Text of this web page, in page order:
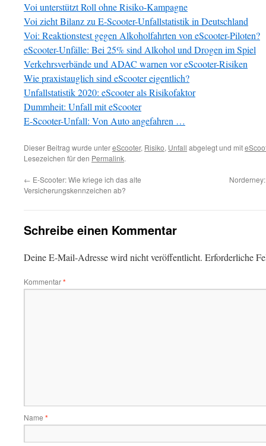
Voi unterstützt Roll ohne Risiko-Kampagne
Voi zieht Bilanz zu E-Scooter-Unfallstatistik in Deutschland
Voi: Reaktionstest gegen Alkoholfahrten von eScooter-Piloten?
eScooter-Unfälle: Bei 25% sind Alkohol und Drogen im Spiel
Verkehrsverbände und ADAC warnen vor eScooter-Risiken
Wie praxistauglich sind eScooter eigentlich?
Unfallstatistik 2020: eScooter als Risikofaktor
Dummheit: Unfall mit eScooter
E-Scooter-Unfall: Von Auto angefahren …
Dieser Beitrag wurde untereScooter, Risiko, Unfall abgelegt und mit
Lesezeichen für den Permalink.
← E-Scooter: Wie kriege ich das alte
Versicherungskennzeichen ab?
Schreibe einen Kommentar
Deine E-Mail-Adresse wird nicht veröffentlicht. Erforderliche
Kommentar*
Name *